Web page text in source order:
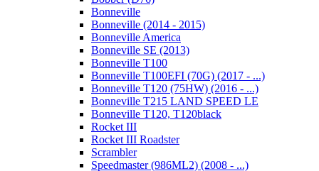
Bonneville
Bonneville (2014 - 2015)
Bonneville America
Bonneville SE (2013)
Bonneville T100
Bonneville T100EFI (70G) (2017 - ...)
Bonneville T120 (75HW) (2016 - ...)
Bonneville T215 LAND SPEED LE
Bonneville T120, T120black
Rocket III
Rocket III Roadster
Scrambler
Speedmaster (986ML2) (2008 - ...)